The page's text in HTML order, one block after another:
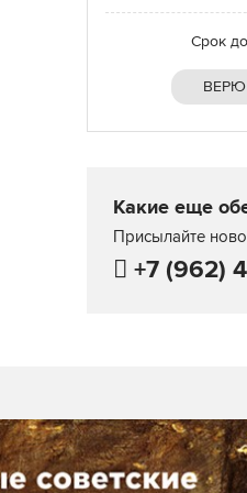
Срок
ВЕРЮ
Какие еще
Присылайте
+7 (962)